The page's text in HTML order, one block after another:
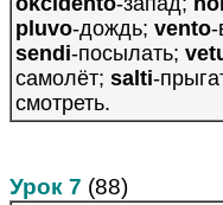
pluvo-дождь; vento-
sendi-посылать;
самолёт; salti-
смотреть.
Урок 7 (88)